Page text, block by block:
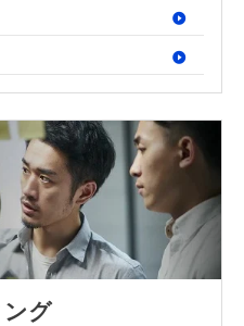
ビス一覧
グ